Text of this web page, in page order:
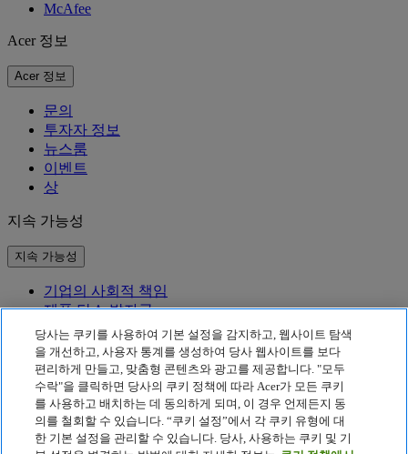
McAfee
Acer 정보
Acer 정보
문의
투자자 정보
뉴스룸
이벤트
상
지속 가능성
지속 가능성
기업의 사회적 책임
제품 탄소 발자국
Project Humanity
Earthion
개인정보 처리방침
Cookie 정책
법적 고지 사항
추가 법적 정보
당사는 쿠키를 사용하여 기본 설정을 감지하고, 웹사이트 탐색
을 개선하고, 사용자 통계를 생성하여 당사 웹사이트를 보다
편리하게 만들고, 맞춤형 콘텐츠와 광고를 제공합니다. "모두
수락"을 클릭하면 당사의 쿠키 정책에 따라 Acer가 모든 쿠키
를 사용하고 배치하는 데 동의하게 되며, 이 경우 언제든지 동
의를 철회할 수 있습니다. “쿠키 설정”에서 각 쿠키 유형에 대
한 기본 설정을 관리할 수 있습니다. 당사, 사용하는 쿠키 및 기